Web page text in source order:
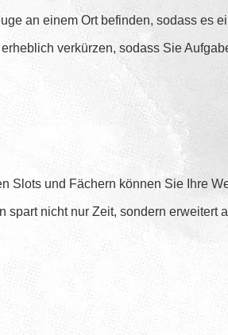
an einem Ort befinden, sodass es
verkürzen, sodass Sie
Slots und Fächern können Sie Ihre
nicht nur Zeit, sondern erweitert